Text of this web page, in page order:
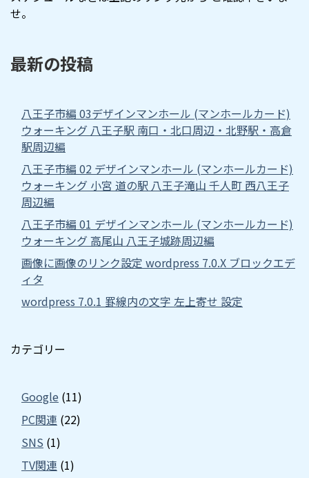
せ。
最新の投稿
八王子市編 03デザインマンホール (マンホールカード)
ウォーキング 八王子駅 南口・北口周辺・北野駅・高倉
駅周辺編
八王子市編 02 デザインマンホール (マンホールカード)
ウォーキング 小宮 道の駅 八王子滝山 千人町 西八王子
周辺編
八王子市編 01 デザインマンホール (マンホールカード)
ウォーキング 高尾山 八王子城跡周辺編
画像に画像のリンク設定 wordpress 7.0.X ブロックエデ
ィタ
wordpress 7.0.1 罫線内の文字 左上寄せ 設定
カテゴリー
Google (11)
PC関連 (22)
SNS (1)
TV関連 (1)